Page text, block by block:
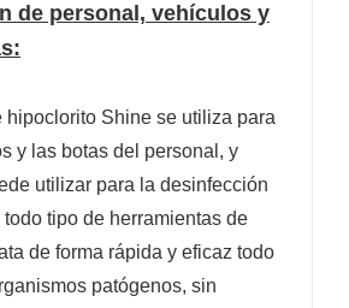
de personal, vehículos y
hipoclorito Shine se utiliza para
y las botas del personal, y
utilizar para la desinfección
tipo de herramientas de
de forma rápida y eficaz todo
patógenos, sin